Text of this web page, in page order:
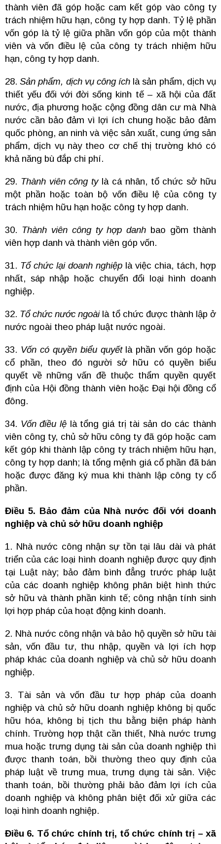
thành viên đã góp hoặc cam kết góp vào công ty
trách nhiệm hữu hạn, công ty hợp danh. Tỷ lệ phần
vốn góp là tỷ lệ giữa phần vốn góp của một thành
viên và vốn điều lệ của công ty trách nhiệm hữu
hạn, công ty hợp danh.
28.Sản phẩm, dịch vụ công ích là sản phẩm, dịch vụ
thiết yếu đối với đời sống kinh tế – xã hội của đất
nước, địa phương hoặc cộng đồng dân cư mà Nhà
nước cần bảo đảm vì lợi ích chung hoặc bảo đảm
quốc phòng, an ninh và việc sản xuất, cung ứng sản
phẩm, dịch vụ này theo cơ chế thị trường khó có
khả năng bù đắp chi phí.
29. Thành viên công ty là cá nhân, tổ chức sở hữu
một phần hoặc toàn bộ vốn điều lệ của công ty
trách nhiệm hữu hạn hoặc công ty hợp danh.
30. Thành viên công ty hợp danh bao gồm thành
viên hợp danh và thành viên góp vốn.
31. Tổ chức lại doanh nghiệp là việc chia, tách, hợp
nhất, sáp nhập hoặc chuyển đổi loại hình doanh
nghiệp.
32. Tổ chức nước ngoàilà tổ chức được thành lập ở
nước ngoài theo pháp luật nước ngoài.
33. Vốn có quyền biểu quyếtlà phần vốn góp hoặc
cổ phần, theo đó người sở hữu có quyền biểu
quyết về những vấn đề thuộc thẩm quyền quyết
định của Hội đồng thành viên hoặc Đại hội đồng cổ
đông.
34. Vốn điều lệ là tổng giá trị tài sản do các thành
viên công ty, chủ sở hữu công ty đã góp hoặc cam
kết góp khi thành lập công ty trách nhiệm hữu hạn,
công ty hợp danh; là tổng mệnh giá cổ phần đã bán
hoặc được đăng ký mua khi thành lập công ty cổ
phần.
Điều 5. Bảo đảm của Nhà nước đối với doanh
nghiệp và chủ sở hữu doanh nghiệp
1. Nhà nước công nhận sự tồn tại lâu dài và phát
triển của các loại hình doanh nghiệp được quy định
tại Luật này; bảo đảm bình đẳng trước pháp luật
của các doanh nghiệp không phân biệt hình thức
sở hữu và thành phần kinh tế; công nhận tính sinh
lợi hợp pháp của hoạt động kinh doanh.
2. Nhà nước công nhận và bảo hộ quyền sở hữu tài
sản, vốn đầu tư, thu nhập, quyền và lợi ích hợp
pháp khác của doanh nghiệp và chủ sở hữu doanh
nghiệp.
3. Tài sản và vốn đầu tư hợp pháp của doanh
nghiệp và chủ sở hữu doanh nghiệp không bị quốc
hữu hóa, không bị tịch thu bằng biện pháp hành
chính. Trường hợp thật cần thiết, Nhà nước trưng
mua hoặc trưng dụng tài sản của doanh nghiệp thì
được thanh toán, bồi thường theo quy định của
pháp luật về trưng mua, trưng dụng tài sản. Việc
thanh toán, bồi thường phải bảo đảm lợi ích của
doanh nghiệp và không phân biệt đối xử giữa các
loại hình doanh nghiệp.
Điều 6. Tổ chức chính trị, tổ chức chính trị – xã